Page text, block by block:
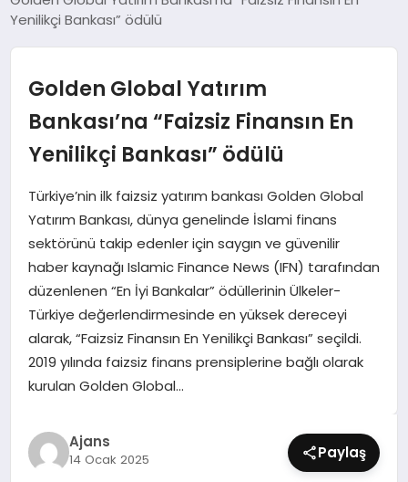
DÜNYA
MAGAZIN
SAĞLIK
SIYASET
SPOR
TEKNOLOJI
YAŞAM
Yenilikçi Bankası” ödülü
Golden Global Yatırım
Bankası’na “Faizsiz Finansın En
Yenilikçi Bankası” ödülü
Türkiye’nin ilk faizsiz yatırım bankası Golden Global
Yatırım Bankası, dünya genelinde İslami finans
sektörünü takip edenler için saygın ve güvenilir
haber kaynağı Islamic Finance News (IFN) tarafından
düzenlenen “En İyi Bankalar” ödüllerinin Ülkeler-
Türkiye değerlendirmesinde en yüksek dereceyi
alarak, “Faizsiz Finansın En Yenilikçi Bankası” seçildi.
2019 yılında faizsiz finans prensiplerine bağlı olarak
kurulan Golden Global…
Ajans
14 Ocak 2025 Paylaş